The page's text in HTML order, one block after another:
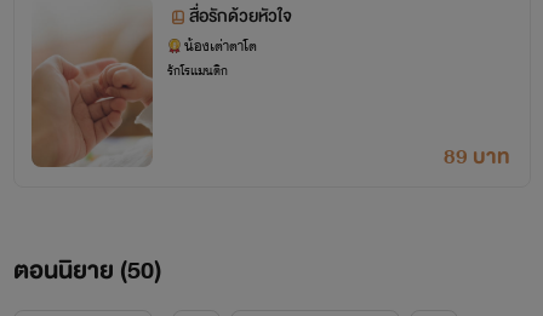
สื่อรักด้วยหัวใจ
น้องเต่าตาโต
รักโรแมนติก
89 บาท
ตอนนิยาย (50)